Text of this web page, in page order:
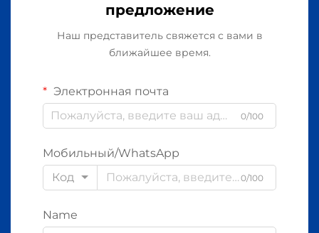
предложение
Наш представитель свяжется с вами в
ближайшее время.
Электронная почта
0/100
Мобильный/WhatsApp
Код
0/100
Name